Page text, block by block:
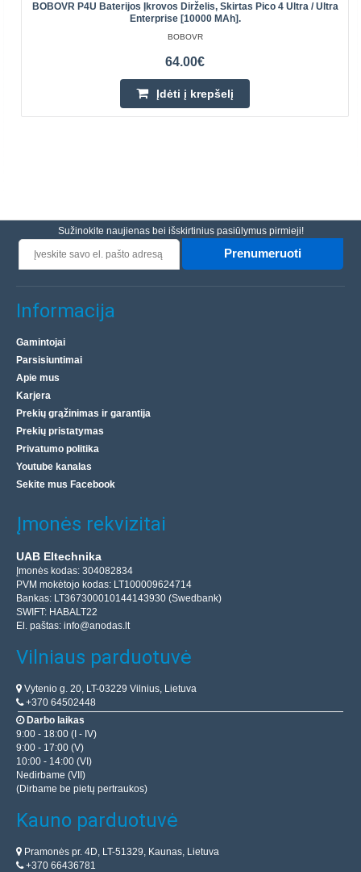
BOBOVR P4U Baterijos Įkrovos Dirželis, Skirtas Pico 4 Ultra / Ultra
Enterprise [10000 MAh].
BOBOVR
64.00€
Įdėti į krepšelį
Sužinokite naujienas bei išskirtinius pasiūlymus pirmieji!
Prenumeruoti
Informacija
Gamintojai
Parsisiuntimai
Apie mus
Karjera
Prekių grąžinimas ir garantija
Prekių pristatymas
Privatumo politika
Youtube kanalas
Sekite mus Facebook
Įmonės rekvizitai
UAB Eltechnika
Įmonės kodas: 304082834
PVM mokėtojo kodas: LT100009624714
Bankas: LT367300010144143930 (Swedbank)
SWIFT: HABALT22
El. paštas: info@anodas.lt
Vilniaus parduotuvė
Vytenio g. 20, LT-03229 Vilnius, Lietuva
+370 64502448
Darbo laikas
9:00 - 18:00 (I - IV)
9:00 - 17:00 (V)
10:00 - 14:00 (VI)
Nedirbame (VII)
(Dirbame be pietų pertraukos)
Kauno parduotuvė
Pramonės pr. 4D, LT-51329, Kaunas, Lietuva
+370 66436781